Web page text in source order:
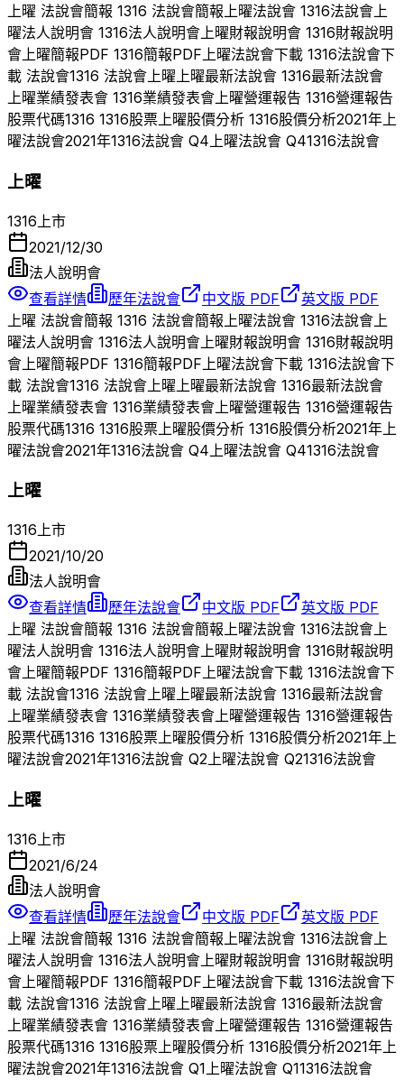
上曜 法說會簡報 1316 法說會簡報上曜法說會 1316法說會上
曜法人說明會 1316法人說明會上曜財報說明會 1316財報說明
會上曜簡報PDF 1316簡報PDF上曜法說會下載 1316法說會下
載 法說會1316 法說會上曜上曜最新法說會 1316最新法說會
上曜業績發表會 1316業績發表會上曜營運報告 1316營運報告
股票代碼1316 1316股票上曜股價分析 1316股價分析2021年上
曜法說會2021年1316法說會 Q4上曜法說會 Q41316法說會
上曜
1316 上市
2021/12/30
法人說明會
查看詳情
歷年法說會 中文版 PDF
英文版 PDF
上曜 法說會簡報 1316 法說會簡報 上曜法說會 1316法說會 上
曜法人說明會 1316法人說明會 上曜財報說明會 1316財報說明
會 上曜簡報PDF 1316簡報PDF 上曜法說會下載 1316法說會下
載 法說會1316 法說會 上曜 上曜最新法說會 1316最新法說會
上曜業績發表會 1316業績發表會 上曜營運報告 1316營運報告
股票代碼1316 1316股票 上曜股價分析 1316股價分析2021年 上
曜法說會2021年1316法說會 Q4 上曜法說會 Q41316法說會
上曜
1316上市
2021/10/20
法人說明會
查看詳情
歷年法說會 中文版 PDF
英文版 PDF
上曜 法說會簡報 1316 法說會簡報上曜法說會 1316法說會上
曜法人說明會 1316法人說明會上曜財報說明會 1316財報說明
會上曜簡報PDF 1316簡報PDF上曜法說會下載 1316法說會下
載 法說會1316 法說會上曜上曜最新法說會 1316最新法說會
上曜業績發表會 1316業績發表會上曜營運報告 1316營運報告
股票代碼1316 1316股票上曜股價分析 1316股價分析2021年上
曜法說會2021年1316法說會 Q2上曜法說會 Q21316法說會
上曜
1316 上市
2021/6/24
法人說明會
查看詳情
歷年法說會 中文版 PDF
英文版 PDF
上曜 法說會簡報 1316 法說會簡報 上曜法說會 1316法說會 上
曜法人說明會 1316法人說明會 上曜財報說明會 1316財報說明
會 上曜簡報PDF 1316簡報PDF 上曜法說會下載 1316法說會下
載 法說會1316 法說會 上曜 上曜最新法說會 1316最新法說會
上曜業績發表會 1316業績發表會 上曜營運報告 1316營運報告
股票代碼1316 1316股票 上曜股價分析 1316股價分析2021年 上
曜法說會2021年1316法說會 Q1 上曜法說會 Q11316法說會